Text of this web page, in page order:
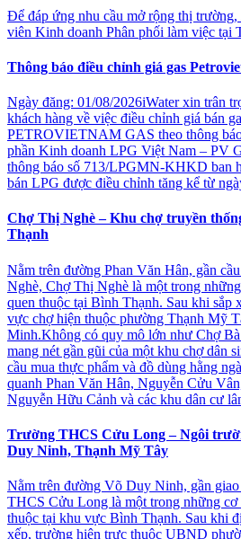
Để đáp ứng nhu cầu mở rộng thị
viên Kinh doanh Phân phối làm việc tại
Thông báo điều chỉnh giá gas
Ngày đăng: 01/08/2026iWater xin trân
khách hàng về việc điều chỉnh giá bán
PETROVIETNAM GAS theo thông
phần Kinh doanh LPG Việt Nam – PV
thông báo số 713/LPGMN-KHKD ban
bán LPG được điều chỉnh tăng kể từ
Chợ Thị Nghè – Khu chợ truyền
Thạnh
Nằm trên đường Phan Văn Hân, gần
Nghè, Chợ Thị Nghè là một trong
quen thuộc tại Bình Thạnh. Sau khi sắp
vực chợ hiện thuộc phường Thạnh Mỹ
Minh.Không có quy mô lớn như Chợ
mang nét gần gũi của một khu chợ dân
cầu mua thực phẩm và đồ dùng hằng
quanh Phan Văn Hân, Nguyễn Cửu
Nguyễn Hữu Cảnh và các khu dân cư
Trường THCS Cửu Long – Ngôi
Duy Ninh, Thạnh Mỹ Tây
Nằm trên đường Võ Duy Ninh, gần
THCS Cửu Long là một trong những cơ
thuộc tại khu vực Bình Thạnh. Sau khi
xếp, trường hiện trực thuộc UBND